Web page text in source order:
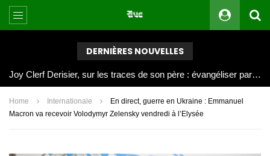
DERNIÈRES NOUVELLES
Joy Clerf Derisier, sur les traces de son père : évangéliser par la musique
Home Internationale
En direct, guerre en Ukraine : Emmanuel
Macron va recevoir Volodymyr Zelensky vendredi à l’Elysée